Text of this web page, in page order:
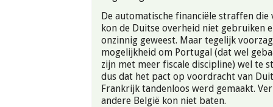
De automatische financiële straffen die
kon de Duitse overheid niet gebruiken
onzinnig geweest. Maar tegelijk
mogelijkheid om Portugal (dat wel
zijn met meer fiscale discipline) wel te
dus dat het pact op voordracht van
Frankrijk tandenloos werd gemaakt.
andere België kon niet baten.